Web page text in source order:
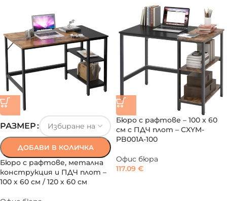
РАЗМЕР
ДОБАВИ В КОЛИЧКА
Бюро с рафтове, метална
конструкция и ПДЧ плот –
100 х 60 см / 120 х 60 см
Бюро с рафтове – 100 х 60
см с ПДЧ плот – CXYM-
PB001A-100
Офис бюра
117.09 €